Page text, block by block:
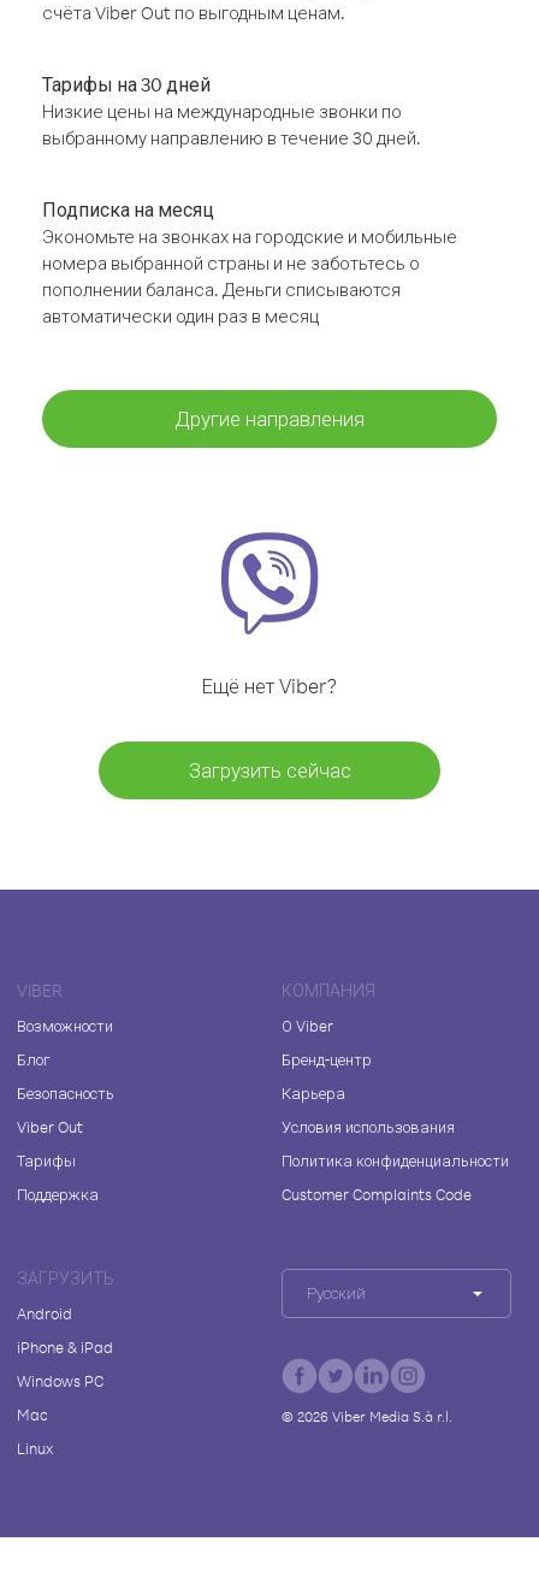
счёта Viber Out по выгодным ценам.
Тарифы на 30 дней
Низкие цены на международные звонки по
выбранному направлению в течение 30 дней.
Подписка на месяц
Экономьте на звонках на городские и мобильные
номера выбранной страны и не заботьтесь о
пополнении баланса. Деньги списываются
автоматически один раз в месяц
Другие направления
Ещё нет Viber?
Загрузить сейчас
VIBER
Возможности
Блог
Безопасность
Viber Out
Тарифы
Поддержка
КОМПАНИЯ
О Viber
Бренд-центр
Карьера
Условия использования
Политика конфиденциальности
Customer Complaints Code
ЗАГРУЗИТЬ
Android
iPhone & iPad
Windows PC
Mac
Linux
Русский
© 2026Viber Media S.à r.l.